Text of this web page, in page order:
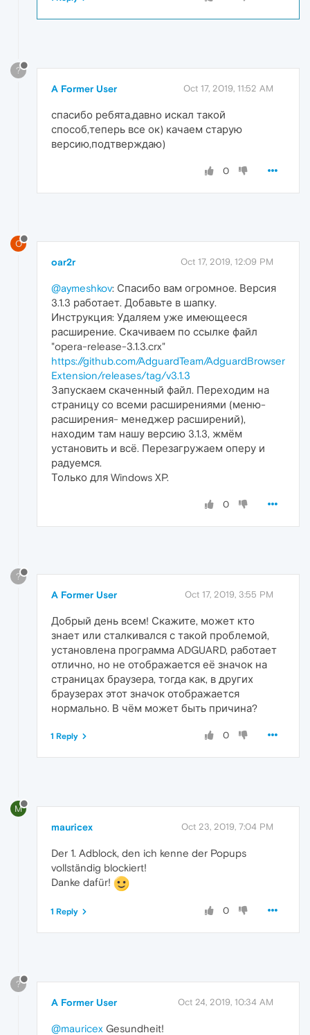
?
A Former User Oct 17, 2019, 11:52 AM
спасибо ребята,давно искал такой
способ,теперь все ок) качаем старую
версию,подтверждаю)
0
O
oar2r Oct 17, 2019, 12:09 PM
@aymeshkov: Спасибо вам огромное. Версия
3.1.3 работает. Добавьте в шапку.
Инструкция: Удаляем уже имеющееся
расширение. Скачиваем по ссылке файл
"opera-release-3.1.3.crx"
https://github.com/AdguardTeam/AdguardBrowser
Extension/releases/tag/v3.1.3
Запускаем скаченный файл. Переходим на
страницу со всеми расширениями (меню-
расширения- менеджер расширений),
находим там нашу версию 3.1.3, жмём
установить и всё. Перезагружаем оперу и
радуемся.
Только для Windows XP.
0
?
A Former User Oct 17, 2019, 3:55 PM
Добрый день всем! Скажите, может кто
знает или сталкивался с такой проблемой,
установлена программа ADGUARD, работает
отлично, но не отображается её значок на
страницах браузера, тогда как, в других
браузерах этот значок отображается
нормально. В чём может быть причина?
0
1 Reply
M
mauricex Oct 23, 2019, 7:04 PM
Der 1. Adblock, den ich kenne der Popups
vollständig blockiert!
Danke dafür!
0
1 Reply
?
A Former User Oct 24, 2019, 10:34 AM
@mauricex Gesundheit!